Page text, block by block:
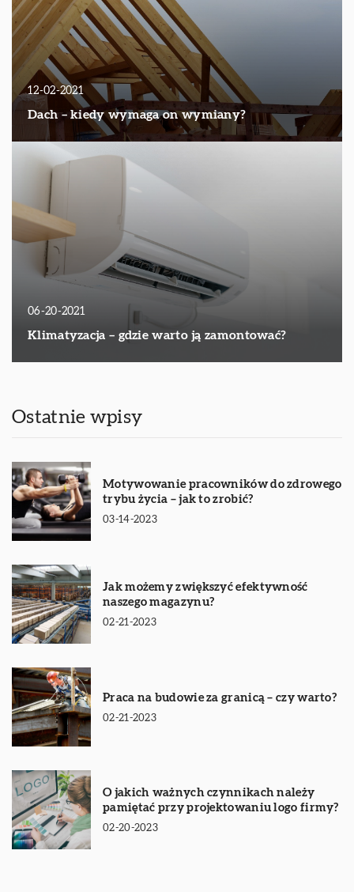
12-02-2021
Dach – kiedy wymaga on wymiany?
06-20-2021
Klimatyzacja – gdzie warto ją zamontować?
Ostatnie wpisy
Motywowanie pracowników do zdrowego
trybu życia – jak to zrobić?
03-14-2023
Jak możemy zwiększyć efektywność
naszego magazynu?
02-21-2023
Praca na budowie za granicą – czy warto?
02-21-2023
O jakich ważnych czynnikach należy
pamiętać przy projektowaniu logo firmy?
02-20-2023